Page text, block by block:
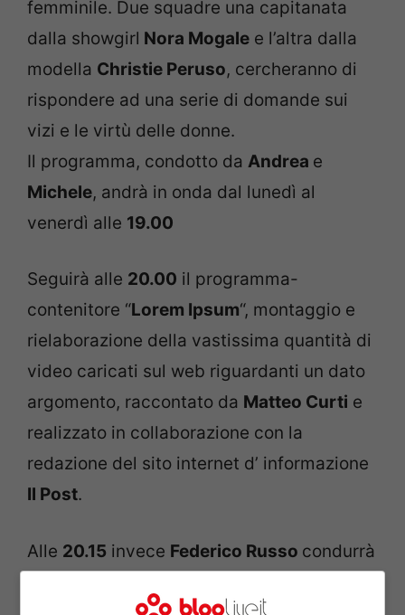
femminile. Due squadre una capitanata
dalla showgirl Nora Mogale e l’altra dalla
modella Christie Peruso, cercheranno di
rispondere ad una serie di domande sui
vizi e le virtù delle donne.
Il programma, condotto da Andrea e
Michele, andrà in onda dal lunedì al
venerdì alle 19.00
Seguirà alle 20.00 il programma-
contenitore “Lorem Ipsum“, montaggio e
rielaborazione della vastissima quantità di
video caricati sul web riguardanti un dato
argomento, raccontato da Matteo Curti e
realizzato in collaborazione con la
redazione del sito internet d’ informazione
Il Post.
Alle 20.15 invece Federico Russo condurrà